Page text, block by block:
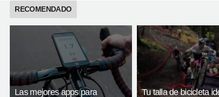
RECOMENDADO
Las mejores apps para
Tu talla de bicicleta